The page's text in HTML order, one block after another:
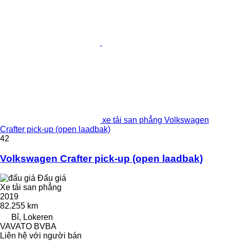
xe tải san phẳng Volkswagen
Crafter pick-up (open laadbak)
42
Volkswagen Crafter pick-up (open laadbak)
Đấu giá
Xe tải san phẳng
2019
82.255 km
Bỉ, Lokeren
VAVATO BVBA
Liên hệ với người bán